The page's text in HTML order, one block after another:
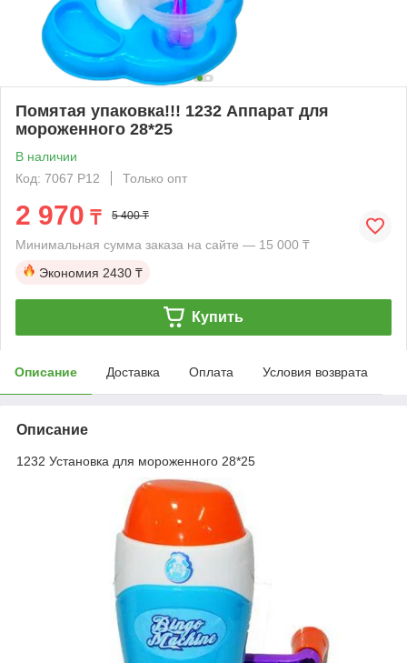
Помятая упаковка!!! 1232 Аппарат для
мороженного 28*25
В наличии
Код: 7067 Р12
Только опт
2 970 ₸ 5 400 ₸
Минимальная сумма заказа на сайте — 15 000 ₸
Экономия 2430 ₸
Купить
Описание Доставка Оплата Условия возврата
Описание
1232 Установка для мороженного 28*25